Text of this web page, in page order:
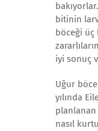
bitinin
böceği
iyi sonuç
Uğur
yılında
nasıl